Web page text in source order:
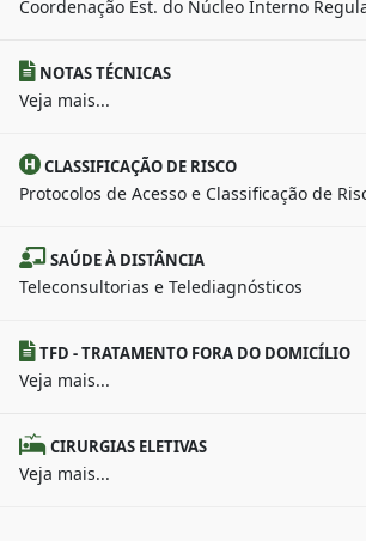
Coordenação Est. do Núcleo Interno
NOTAS TÉCNICAS
Veja mais...
CLASSIFICAÇÃO DE RISCO
Protocolos de Acesso e Classificação de
SAÚDE À DISTÂNCIA
Teleconsultorias e Telediagnósticos
TFD - TRATAMENTO FORA DO DOMICÍLIO
Veja mais...
CIRURGIAS ELETIVAS
Veja mais...